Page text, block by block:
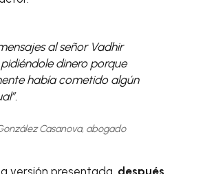
al señor Vadhir
dinero porque
había cometido algún
Casanova, abogado